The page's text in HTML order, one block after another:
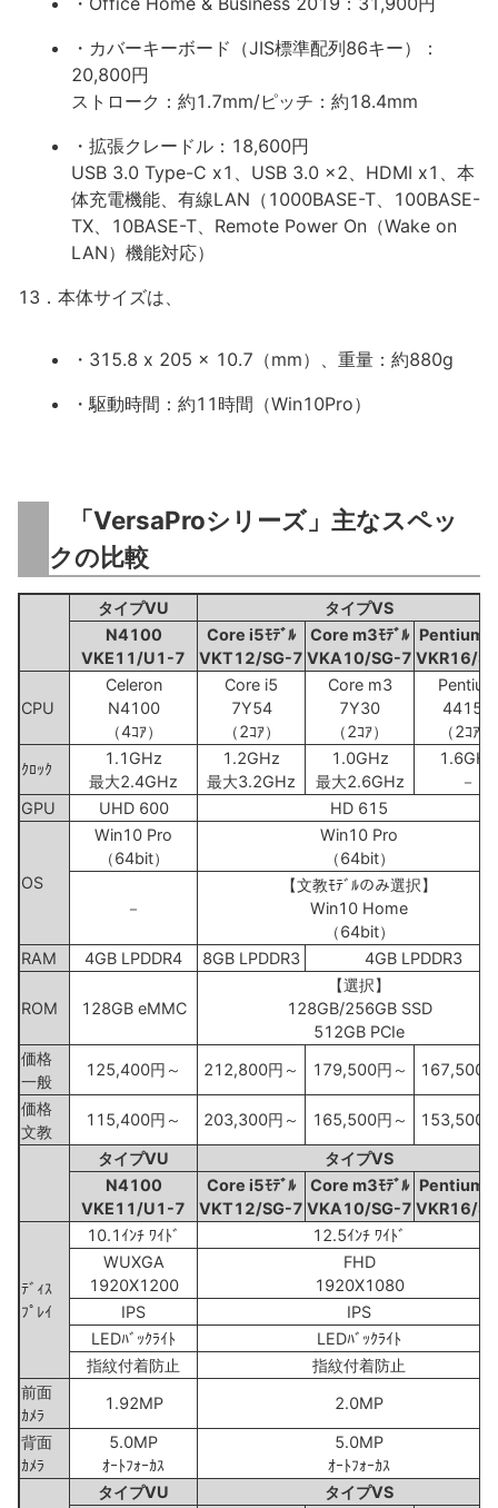
・カバーキーボード（JIS標準配列86キー）：
20,800円
ストローク：約1.7mm/ピッチ：約18.4mm
・拡張クレードル：18,600円
USB 3.0 Type-C x1、USB 3.0 x2、HDMI x1、本
体充電機能、有線LAN（1000BASE-T、100BASE-
TX、10BASE-T、Remote Power On（Wake on
LAN）機能対応）
13．本体サイズは、
・315.8 x 205 x 10.7（mm）、重量：約880g
・駆動時間：約11時間（Win10Pro）
「VersaProシリーズ」主なスペッ
クの比較
タイプVU
タイプVS
N4100
VKE11/U1-7
Core i5ﾓﾃﾞﾙ
VKT12/SG-7
Core m3ﾓﾃﾞﾙ
VKA10/SG-7
Pentiumﾓ
VKR16/
CPU
Celeron
N4100
（4ｺｱ）
Core i5
7Y54
（2ｺｱ）
Core m3
7Y30
（2ｺｱ）
Pentium
4415Y
（2ｺｱ）
ｸﾛｯｸ
1.1GHz
最大2.4GHz
1.2GHz
最大3.2GHz
1.0GHz
最大2.6GHz
1.6GHz
－
GPU
UHD 600 HD 615
OS
Win10 Pro
（64bit）
Win10 Pro
（64bit）
－
【文教ﾓﾃﾞﾙのみ選択】
Win10 Home
（64bit）
RAM
4GB LPDDR4 8GB LPDDR3 4GB LPDDR3
ROM 128GB eMMC
【選択】
128GB/256GB SSD
512GB PCIe
価格
一般
125,400円～ 212,800円～ 179,500円～ 167,500
価格
文教
115,400円～ 203,300円～ 165,500円～ 153,500
タイプVU
タイプVS
N4100
VKE11/U1-7
Core i5ﾓﾃﾞﾙ
VKT12/SG-7
Core m3ﾓﾃﾞﾙ
VKA10/SG-7
Pentiumﾓ
VKR16/
ﾃﾞｨｽ
ﾌﾟﾚｲ
10.1ｲﾝﾁ ﾜｲﾄﾞ
12.5ｲﾝﾁ ﾜｲﾄﾞ
WUXGA
1920X1200
FHD
1920X1080
IPS
IPS
LEDﾊﾞｯｸﾗｲﾄ
LEDﾊﾞｯｸﾗｲﾄ
指紋付着防止
指紋付着防止
前面
ｶﾒﾗ
1.92MP 2.0MP
背面
ｶﾒﾗ
5.0MP
ｵｰﾄﾌｫｰｶｽ
5.0MP
ｵｰﾄﾌｫｰｶｽ
タイプVU
タイプVS